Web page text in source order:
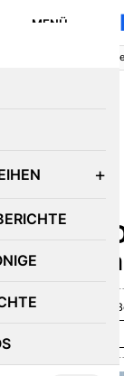
MENÜ
630 PS:
March 22, 2021